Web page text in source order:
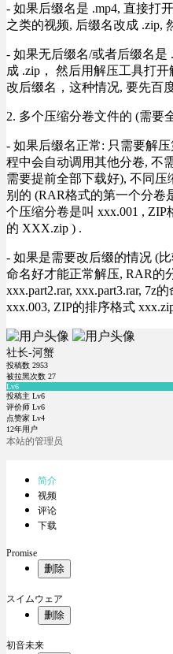
- 如果后缀名是 .mp4, 直接打
之类的视频, 后缀名改成 .zip,
- 如果无后缀名/或者后缀名是
成 .zip， 然后用解压工具打
改后缀名，这种情况, 要先百
2. 多个压缩分卷文件的 (需要
- 如果后缀名正常: 只需要解
程中会自动调用其他分卷, 不
需要提前全部下载好), 不同
别的 (RAR格式的第一个分卷
个压缩分卷是叫 xxx.001 ,
的 XXX.zip ) .
- 如果是需要改后缀的情况 (
命名好才能正常解压, RAR的
xxx.part2.rar, xxx.part3.rar, 7z
xxx.003, ZIP的排序格式
社长-河蟹
投稿数 2953
被拉黑次数 27
Lv6
投稿主 Lv6
评价师 Lv6
点赞家 Lv4
12年用户
本站的管理员
简介
视频
评论
下载
Promise
删除
スイムウェア
删除
初音未来